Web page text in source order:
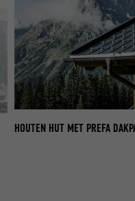
HOUTEN HUT MET PREFA